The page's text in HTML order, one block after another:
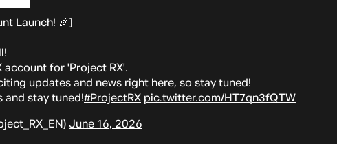
Launch! 🎉]
account for 'Project RX'.
updates and news right here, so stay tuned!
and stay tuned!#ProjectRX pic.twitter.com/HT7qn3fQTW
June 16, 2026